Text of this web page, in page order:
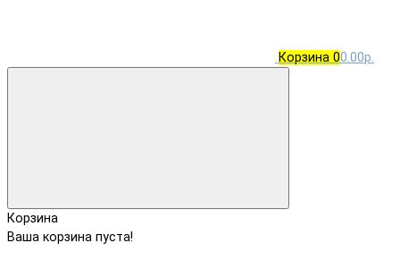
Корзина 00.00р.
Корзина
Ваша корзина пуста!